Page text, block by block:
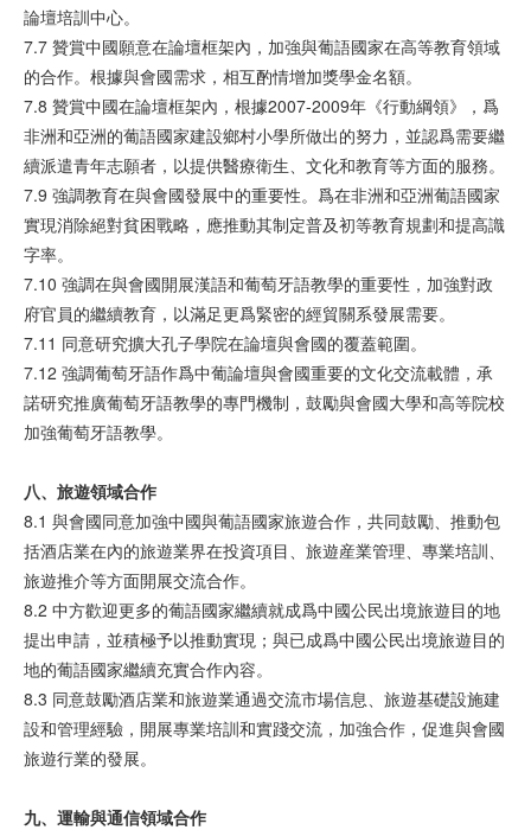
論壇培訓中心。
7.7 贊賞中國願意在論壇框架內，加強與葡語國家在高等教育領域
的合作。根據與會國需求，相互酌情增加獎學金名額。
7.8 贊賞中國在論壇框架內，根據2007-2009年《行動綱領》，爲
非洲和亞洲的葡語國家建設鄉村小學所做出的努力，並認爲需要繼
續派遣青年志願者，以提供醫療衛生、文化和教育等方面的服務。
7.9 強調教育在與會國發展中的重要性。爲在非洲和亞洲葡語國家
實現消除絕對貧困戰略，應推動其制定普及初等教育規劃和提高識
字率。
7.10 強調在與會國開展漢語和葡萄牙語教學的重要性，加強對政
府官員的繼續教育，以滿足更爲緊密的經貿關系發展需要。
7.11 同意研究擴大孔子學院在論壇與會國的覆蓋範圍。
7.12 強調葡萄牙語作爲中葡論壇與會國重要的文化交流載體，承
諾研究推廣葡萄牙語教學的專門機制，鼓勵與會國大學和高等院校
加強葡萄牙語教學。
八、旅遊領域合作
8.1 與會國同意加強中國與葡語國家旅遊合作，共同鼓勵、推動包
括酒店業在內的旅遊業界在投資項目、旅遊産業管理、專業培訓、
旅遊推介等方面開展交流合作。
8.2 中方歡迎更多的葡語國家繼續就成爲中國公民出境旅遊目的地
提出申請，並積極予以推動實現；與已成爲中國公民出境旅遊目的
地的葡語國家繼續充實合作內容。
8.3 同意鼓勵酒店業和旅遊業通過交流市場信息、旅遊基礎設施建
設和管理經驗，開展專業培訓和實踐交流，加強合作，促進與會國
旅遊行業的發展。
九、運輸與通信領域合作